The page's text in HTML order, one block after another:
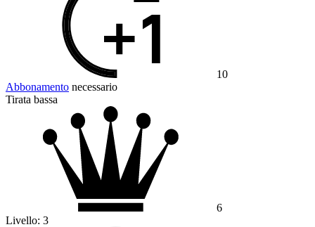
10
Abbonamento necessario
Tirata bassa
6
Livello: 3